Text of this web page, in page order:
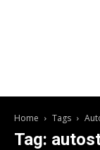
Home Tags
Tag: